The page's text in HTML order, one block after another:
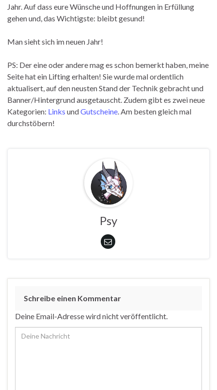
Jahr. Auf dass eure Wünsche und Hoffnungen in Erfüllung
gehen und, das Wichtigste: bleibt gesund!
Man sieht sich im neuen Jahr!
PS: Der eine oder andere mag es schon bemerkt haben, meine
Seite hat ein Lifting erhalten! Sie wurde mal ordentlich
aktualisert, auf den neusten Stand der Technik gebracht und
Banner/Hintergrund ausgetauscht. Zudem gibt es zwei neue
Kategorien: Links undGutscheine. Am besten gleich mal
durchstöbern!
Psy
Schreibe einen Kommentar
Deine Email-Adresse wird nicht veröffentlicht.